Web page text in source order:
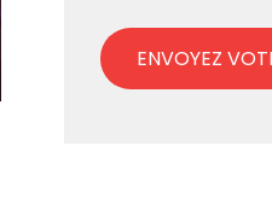
ENVOYEZ